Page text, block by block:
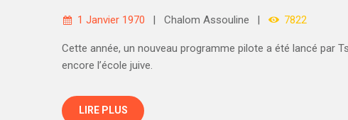
1 Janvier 1970 Chalom Assouline 7822
Cette année, un nouveau programme pilote a été lancé par
encore l’école juive.
LIRE PLUS